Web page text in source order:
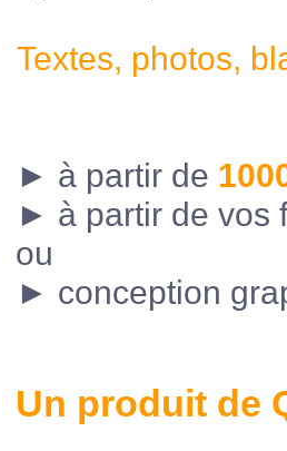
Textes, photos,
► à partir de
► à partir de vos
ou
► conception
Un produit de